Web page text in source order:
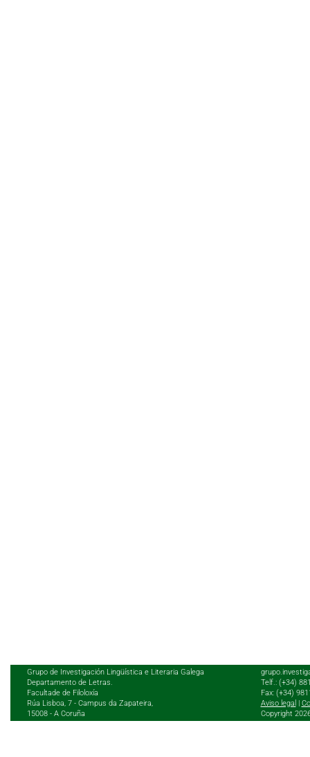
Grupo de Investigación Lingüística e Literaria Galega
Departamento de Letras.
Facultade de Filoloxía
Rúa Lisboa, 7 - Campus da Zapateira,
15008 - A Coruña
Telf.: (+34)
Fax: (+34)
Aviso legal
Copyright